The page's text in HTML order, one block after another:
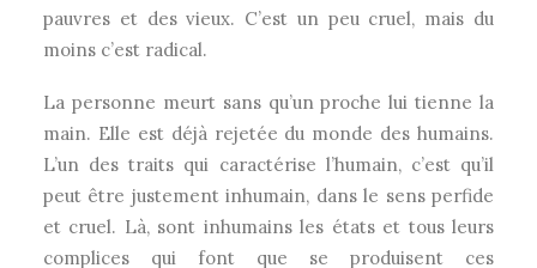
pauvres et des vieux. C’est un peu cruel, mais du
moins c’est radical.
La personne meurt sans qu’un proche lui tienne la
main. Elle est déjà rejetée du monde des humains.
L’un des traits qui caractérise l’humain, c’est qu’il
peut être justement inhumain, dans le sens perfide
et cruel. Là, sont inhumains les états et tous leurs
complices qui font que se produisent ces